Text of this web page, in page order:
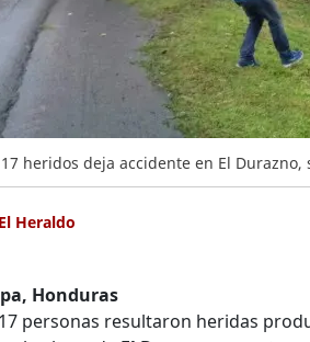
heridos deja accidente en El
Heraldo
Honduras
personas resultaron heridas